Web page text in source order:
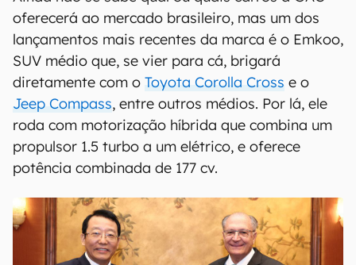
Ainda não se sabe qual ou quais carros a GAC
oferecerá ao mercado brasileiro, mas um dos
lançamentos mais recentes da marca é o Emkoo,
SUV médio que, se vier para cá, brigará